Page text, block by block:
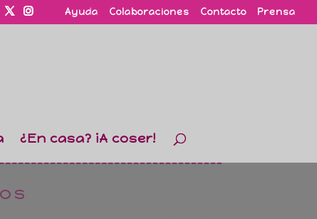
Ayuda Colaboraciones Contacto Prensa
¿En casa? ¡A coser!